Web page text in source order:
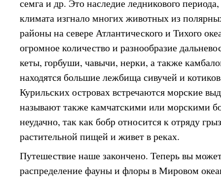
семга и др. Это наследие ледникового
климата изгнало многих животных из
районы на севере Атлантического и Тихого
огромное количество и разнообразие
кеты, горбуши, чавычи, нерки, а также
находятся большие лежбища сивучей и
Курильских островах встречаются морские
называют также камчатскими или морскими
неудачно, так как бобр относится к отряду
растительной пищей и живет в реках.
Путешествие наше закончено. Теперь вы
распределение фауны и флоры в Мировом